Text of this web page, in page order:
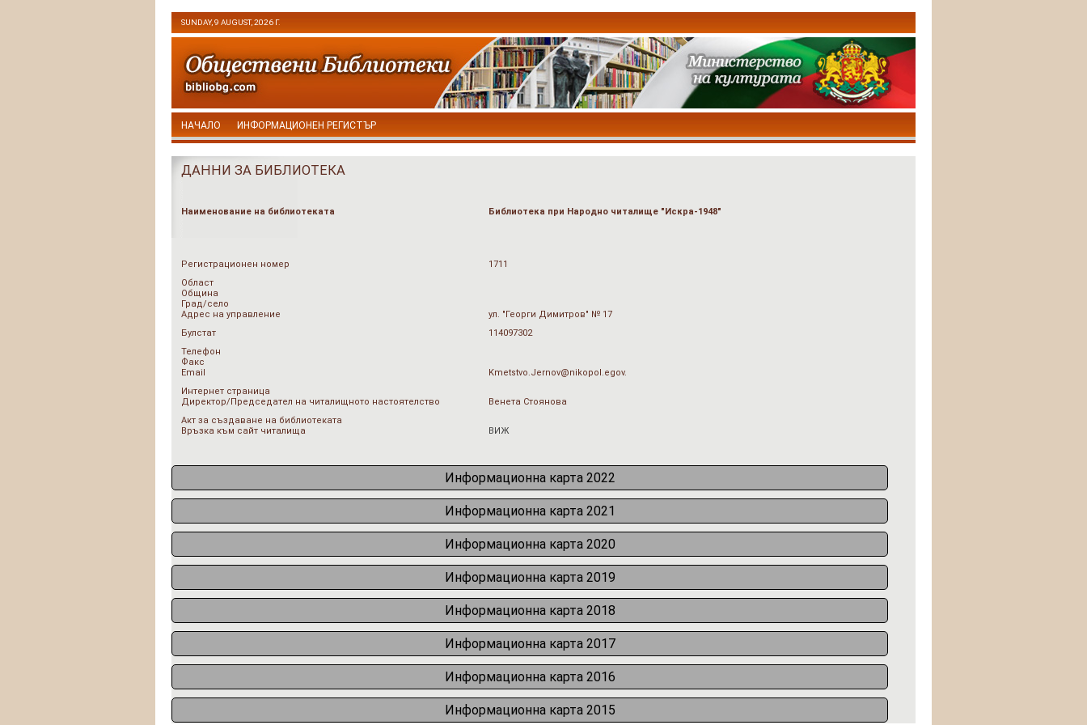
SUNDAY, 9 AUGUST, 2026 Г.
НАЧАЛО ИНФОРМАЦИОНЕН РЕГИСТЪР
ДАННИ ЗА БИБЛИОТЕКА
Наименование на библиотеката Библиотека при Народно читалище "Искра-1948"
Регистрационен номер
1711
Област
Община
Град/село
Адрес на управление
ул. "Георги Димитров" № 17
Булстат
114097302
Телефон
Факс
Email
Kmetstvo.Jernov@nikopol.egov.
Интернет страница
Директор/Председател на читалищното настоятелство
Венета Стоянова
Акт за създаване на библиотеката
Връзка към сайт читалища
ВИЖ
Информационна карта 2022
Информационна карта 2021
Информационна карта 2020
Информационна карта 2019
Информационна карта 2018
Информационна карта 2017
Информационна карта 2016
Информационна карта 2015